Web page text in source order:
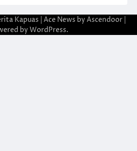
Kapuas | Ace News by Ascendoor
by WordPress.